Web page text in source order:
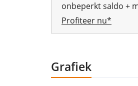
onbeperkt saldo +
Profiteer nu*
Grafiek